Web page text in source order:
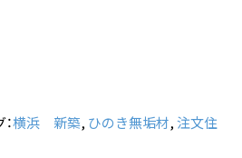
横浜 新築, ひのき無垢材,注文住